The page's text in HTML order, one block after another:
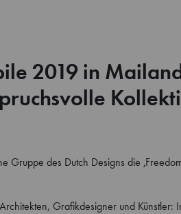
2019 in
des Dutch Designs die
Grafikdesigner und Künstler: